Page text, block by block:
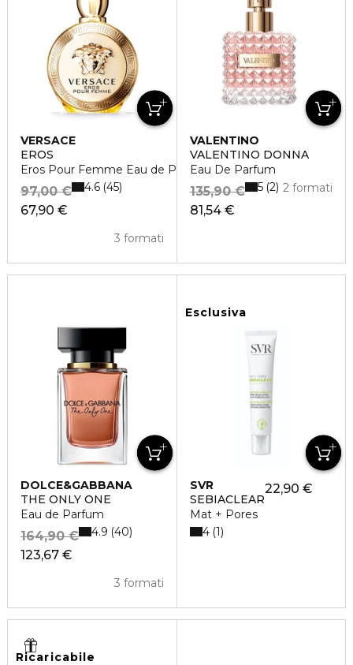
VERSACE
EROS
Eros Pour Femme Eau de Parfum
67,90 €
97,00 €
3 formati
4.6 45
VALENTINO
VALENTINO DONNA
Eau De Parfum
81,54 €
135,90 € 2 formati
5 2
DOLCE&GABBANA
THE ONLY ONE
Eau de Parfum
123,67 €
164,90 €
3 formati
4.9 40
Esclusiva
SVR
SEBIACLEAR
Mat + Pores
22,90 €
4 1
Ricaricabile